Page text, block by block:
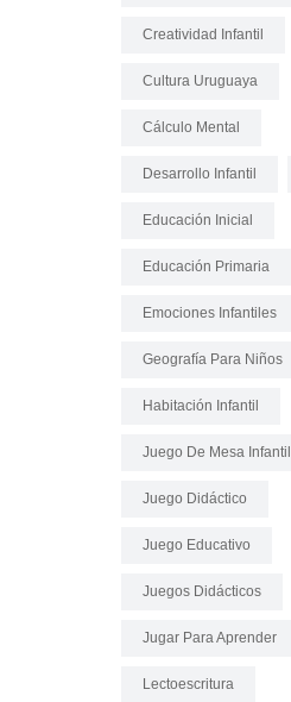
Creatividad Infantil
Cultura Uruguaya
Cálculo Mental
Desarrollo Infantil
Educación Inicial
Educación Primaria
Emociones Infantiles
Geografía Para Niños
Habitación Infantil
Juego De Mesa Infantil
Juego Didáctico
Juego Educativo
Juegos Didácticos
Jugar Para Aprender
Lectoescritura